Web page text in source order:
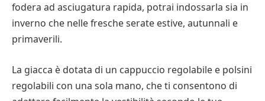
fodera ad asciugatura rapida, potrai indossarla sia in
inverno che nelle fresche serate estive, autunnali e
primaverili.
La giacca è dotata di un cappuccio regolabile e polsini
regolabili con una sola mano, che ti consentono di